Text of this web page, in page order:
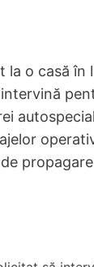
la o casă în